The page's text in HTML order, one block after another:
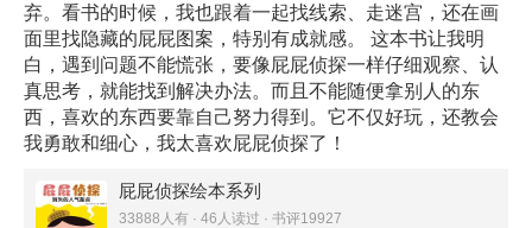
弃。看书的时候，我也跟着一起找线索、走迷宫，还在画
面里找隐藏的屁屁图案，特别有成就感。 这本书让我明
白，遇到问题不能慌张，要像屁屁侦探一样仔细观察、认
真思考，就能找到解决办法。而且不能随便拿别人的东
西，喜欢的东西要靠自己努力得到。它不仅好玩，还教会
我勇敢和细心，我太喜欢屁屁侦探了！
屁屁侦探绘本系列
33888人有 · 46人读过 · 书评19927